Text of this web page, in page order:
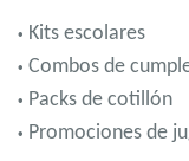
• Kits escolares
• Combos de
• Packs de cotillón
• Promociones de